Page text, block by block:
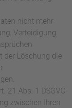
nicht mehr
Verteidigung
der Löschung die
21 Abs. 1 DSGVO
zwischen Ihren